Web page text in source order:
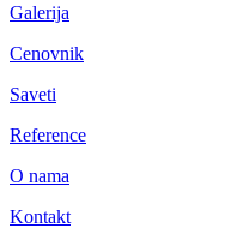
Galerija
Cenovnik
Saveti
Reference
O nama
Kontakt